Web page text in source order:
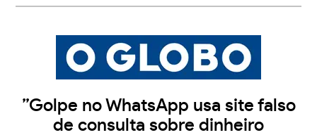
”Golpe no WhatsApp usa site falso
de consulta sobre dinheiro